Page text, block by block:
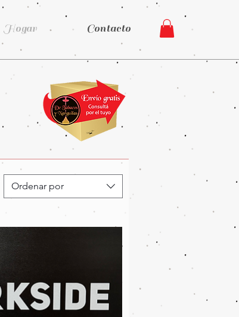
Hogar Contacto
Ordenar por